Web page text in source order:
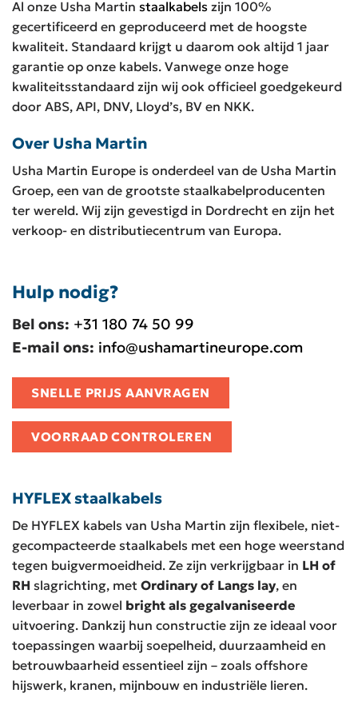
Al onze Usha Martin staalkabels zijn 100%
gecertificeerd en geproduceerd met de hoogste
kwaliteit. Standaard krijgt u daarom ook altijd 1 jaar
garantie op onze kabels. Vanwege onze hoge
kwaliteitsstandaard zijn wij ook officieel goedgekeurd
door ABS, API, DNV, Lloyd’s, BV en NKK.
Over Usha Martin
Usha Martin Europe is onderdeel van de Usha Martin
Groep, een van de grootste staalkabelproducenten
ter wereld. Wij zijn gevestigd in Dordrecht en zijn het
verkoop- en distributiecentrum van Europa.
Hulp nodig?
Bel ons: +31 180 74 50 99
E-mail ons: info@ushamartineurope.com
SNELLE PRIJS AANVRAGEN
VOORRAAD CONTROLEREN
HYFLEX staalkabels
De HYFLEX kabels van Usha Martin zijn flexibele, niet-
gecompacteerde staalkabels met een hoge weerstand
tegen buigvermoeidheid. Ze zijn verkrijgbaar in LH of
RH slagrichting, met Ordinary of Langs lay, en
leverbaar in zowel bright als gegalvaniseerde
uitvoering. Dankzij hun constructie zijn ze ideaal voor
toepassingen waarbij soepelheid, duurzaamheid en
betrouwbaarheid essentieel zijn – zoals offshore
hijswerk, kranen, mijnbouw en industriële lieren.